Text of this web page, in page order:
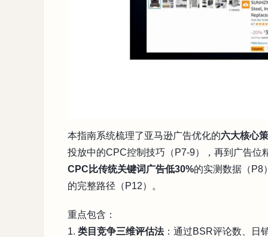
本指南系统梳理了亚马逊广告优化的六大核心
投放中的CPC控制技巧（P7-9），再到广告位
CPC比传统关键词广告低30%的实测数据（P8
的完整路径（P12）。
重点包含：
1. 类目竞争三维评估法：通过BSR评论数、日